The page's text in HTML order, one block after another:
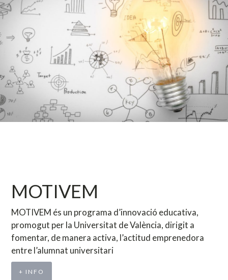
MOTIVEM
MOTIVEM és un programa d’innovació educativa,
promogut per la Universitat de València, dirigit a
fomentar, de manera activa, l’actitud emprenedora
entre l’alumnat universitari
+ INFO